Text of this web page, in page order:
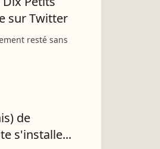
sur Twitter
resté sans
de
s'installe...